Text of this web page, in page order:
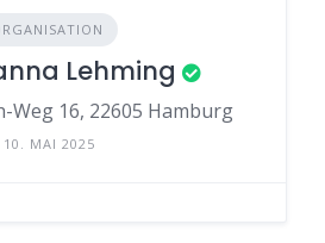
Lehming
Weg 16, 22605 Hamburg
MAI 2025